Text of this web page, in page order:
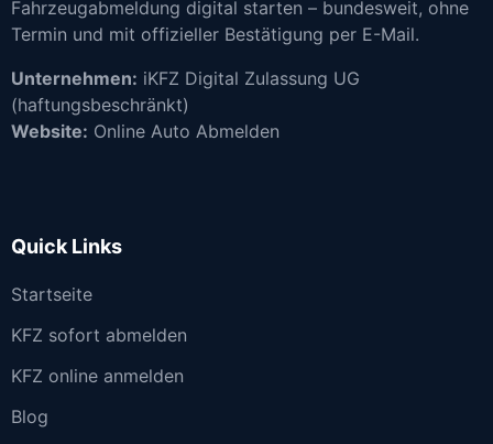
Fahrzeugabmeldung digital starten – bundesweit, ohne
Termin und mit offizieller Bestätigung per E-Mail.
Unternehmen: iKFZ Digital Zulassung UG
(haftungsbeschränkt)
Website: Online Auto Abmelden
Quick Links
Startseite
KFZ sofort abmelden
KFZ online anmelden
Blog